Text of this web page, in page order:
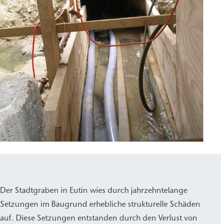
Der Stadtgraben in Eutin wies durch jahrzehntelange
Setzungen im Baugrund erhebliche strukturelle Schäden
auf. Diese Setzungen entstanden durch den Verlust von